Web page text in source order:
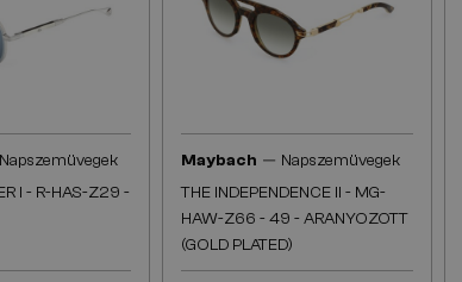
Napszemüvegek
I - R-HAS-Z29 -
Maybach — Napszemüvegek
THE INDEPENDENCE II - MG-
HAW-Z66 - 49 - ARANYOZOTT
(GOLD PLATED)